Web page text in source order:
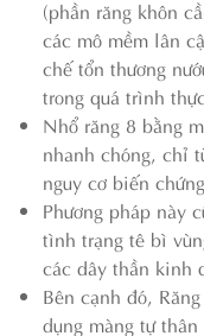
(phần răng khôn
các mô mềm lân
chế tổn thương
trong quá trình
Nhổ răng 8 bằng
nhanh chóng, chỉ
nguy cơ biến
Phương pháp này
tình trạng tê bì
các dây thần kinh
Bên cạnh đó,
dụng màng tự